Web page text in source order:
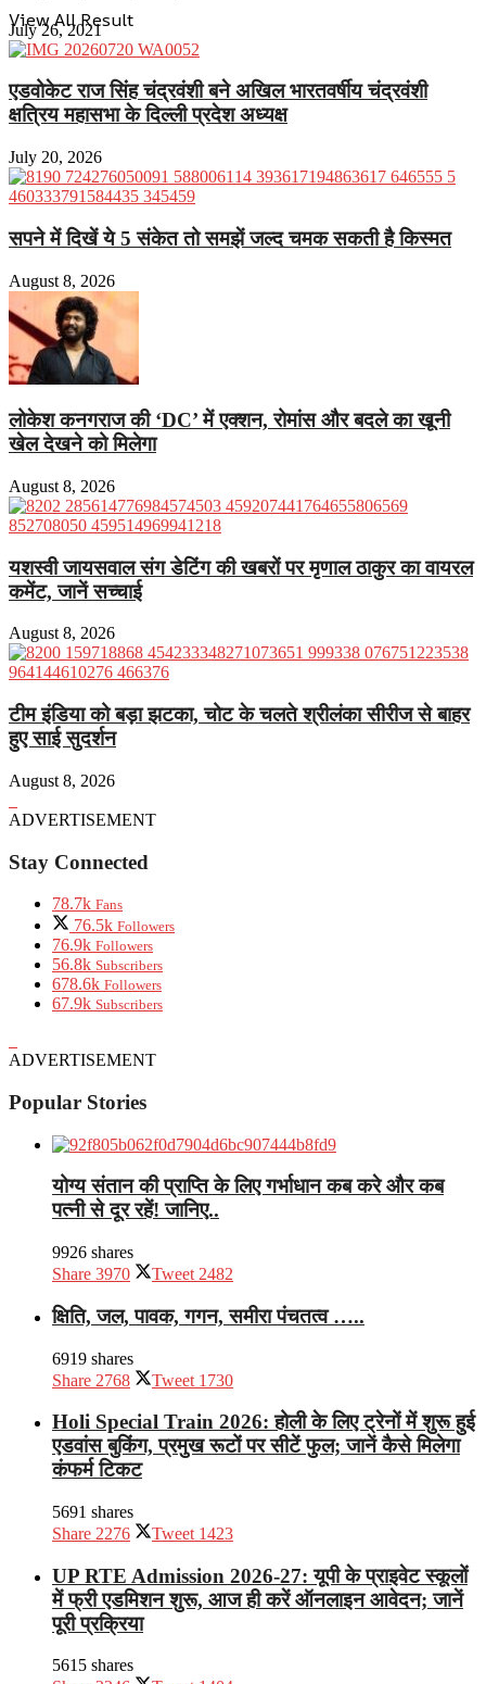
View All Result
July 26, 2021
एडवोकेट राज सिंह चंद्रवंशी बने अखिल भारतवर्षीय चंद्रवंशी
क्षत्रिय महासभा के दिल्ली प्रदेश अध्यक्ष
July 20, 2026
सपने में दिखें ये 5 संकेत तो समझें जल्द चमक सकती है किस्मत
August 8, 2026
लोकेश कनगराज की ‘DC’ में एक्शन, रोमांस और बदले का खूनी
खेल देखने को मिलेगा
August 8, 2026
यशस्वी जायसवाल संग डेटिंग की खबरों पर मृणाल ठाकुर का वायरल
कमेंट, जानें सच्चाई
August 8, 2026
टीम इंडिया को बड़ा झटका, चोट के चलते श्रीलंका सीरीज से बाहर
हुए साई सुदर्शन
August 8, 2026
ADVERTISEMENT
Stay Connected
78.7k Fans
76.5k Followers
76.9k Followers
56.8k Subscribers
678.6k Followers
67.9k Subscribers
ADVERTISEMENT
Popular Stories
योग्य संतान की प्राप्ति के लिए गर्भाधान कब करे और कब
पत्नी से दूर रहें! जानिए..
9926 shares
Share 3970 Tweet 2482
क्षिति, जल, पावक, गगन, समीरा पंचतत्व …..
6919 shares
Share 2768 Tweet 1730
Holi Special Train 2026: होली के लिए ट्रेनों में शुरू हुई
एडवांस बुकिंग, प्रमुख रूटों पर सीटें फुल; जानें कैसे मिलेगा
कंफर्म टिकट
5691 shares
Share 2276 Tweet 1423
UP RTE Admission 2026-27: यूपी के प्राइवेट स्कूलों
में फ्री एडमिशन शुरू, आज ही करें ऑनलाइन आवेदन; जानें
पूरी प्रक्रिया
5615 shares